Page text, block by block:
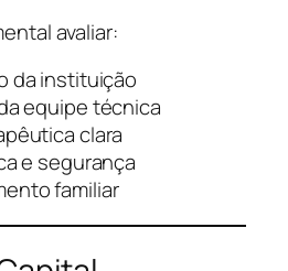
avaliar:
da instituição
equipe técnica
clara
e segurança
familiar